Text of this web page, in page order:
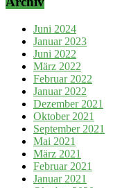
Juni 2024
Januar 2023
Juni 2022
März 2022
Februar 2022
Januar 2022
Dezember 2021
Oktober 2021
September 2021
Mai 2021
März 2021
Februar 2021
Januar 2021